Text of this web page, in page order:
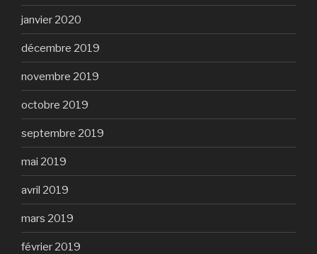
janvier 2020
décembre 2019
novembre 2019
octobre 2019
septembre 2019
mai 2019
avril 2019
mars 2019
février 2019